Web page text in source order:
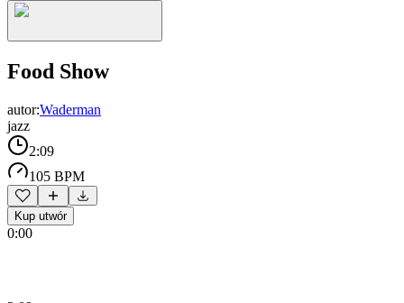
Food Show
autor:Waderman
jazz
2:09
105 BPM
Kup utwór
0:00